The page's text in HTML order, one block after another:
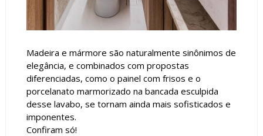
Madeira e mármore são naturalmente sinônimos de
elegância, e combinados com propostas
diferenciadas, como o painel com frisos e o
porcelanato marmorizado na bancada esculpida
desse lavabo, se tornam ainda mais sofisticados e
imponentes.
Confiram só!